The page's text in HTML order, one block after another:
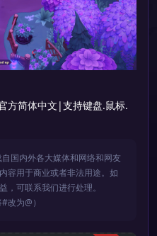
简体中文|支持键盘.鼠标.
国内外各大媒体和网络和网友
容用于商业或者非法用途。如
，可联系我们进行处理。
为@）